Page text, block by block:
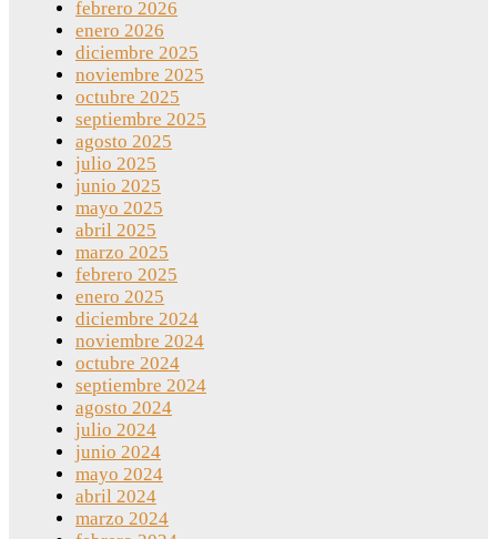
febrero 2026
enero 2026
diciembre 2025
noviembre 2025
octubre 2025
septiembre 2025
agosto 2025
julio 2025
junio 2025
mayo 2025
abril 2025
marzo 2025
febrero 2025
enero 2025
diciembre 2024
noviembre 2024
octubre 2024
septiembre 2024
agosto 2024
julio 2024
junio 2024
mayo 2024
abril 2024
marzo 2024